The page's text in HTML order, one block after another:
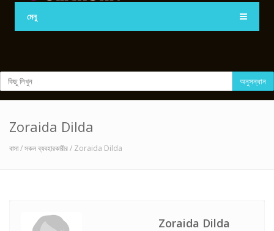
মেনু
অনুসন্ধান
Zoraida Dilda
বাসা/সকল ব্যবহারকারীর/ Zoraida Dilda
Zoraida Dilda